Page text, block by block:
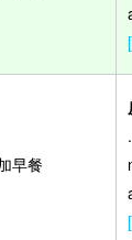
早餐